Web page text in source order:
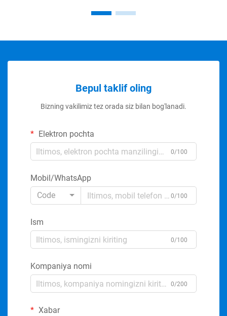
Bepul taklif oling
Bizning vakilimiz tez orada siz bilan bog'lanadi.
Elektron pochta
0/100
Mobil/WhatsApp
Code
0/100
Ism
0/100
Kompaniya nomi
0/200
Xabar